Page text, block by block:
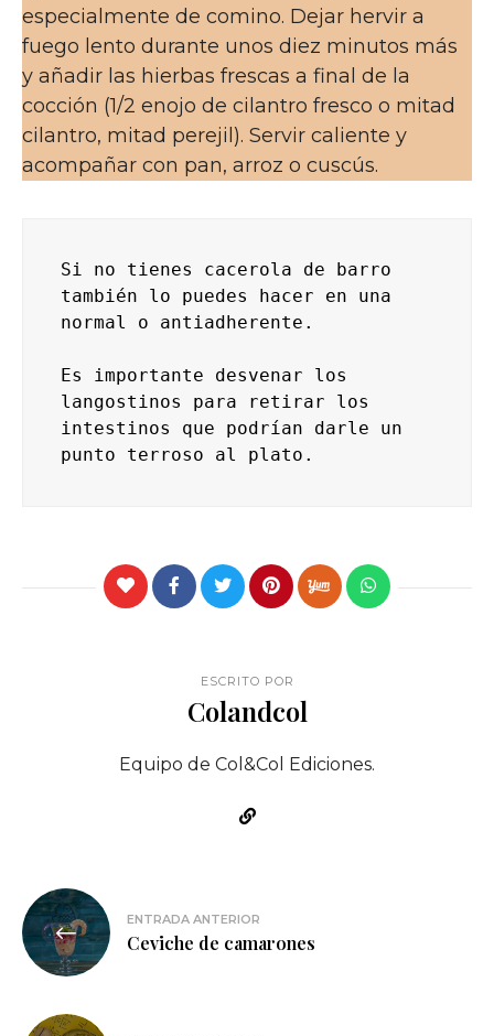
especialmente de comino. Dejar hervir a
fuego lento durante unos diez minutos más
y añadir las hierbas frescas a final de la
cocción (1/2 enojo de cilantro fresco o mitad
cilantro, mitad perejil). Servir caliente y
acompañar con pan, arroz o cuscús.
Si no tienes cacerola de barro
también lo puedes hacer en una
normal o antiadherente.
Es importante desvenar los
langostinos para retirar los
intestinos que podrían darle un
punto terroso al plato.
ESCRITO POR
Colandcol
Equipo de Col&Col Ediciones.
Navegación
de
entradas
ENTRADA ANTERIOR
Ceviche de camarones